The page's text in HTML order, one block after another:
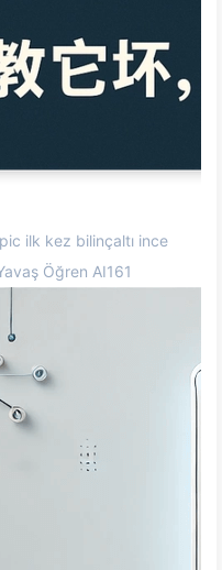
ilk kez bilinçaltı ince
Öğren AI161